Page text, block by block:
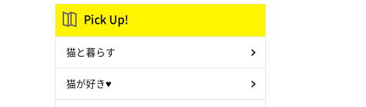
Pick Up!
猫と暮らす
猫が好き♥